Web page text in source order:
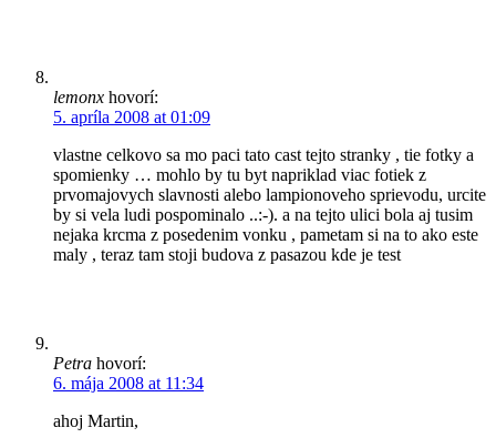
lemonx hovorí:
5. apríla 2008 at 01:09
vlastne celkovo sa mo paci tato cast tejto stranky , tie fotky a
spomienky … mohlo by tu byt napriklad viac fotiek z
prvomajovych slavnosti alebo lampionoveho sprievodu, urcite
by si vela ludi pospominalo ..:-). a na tejto ulici bola aj tusim
nejaka krcma z posedenim vonku , pametam si na to ako este
maly , teraz tam stoji budova z pasazou kde je test
Petra hovorí:
6. mája 2008 at 11:34
ahoj Martin,